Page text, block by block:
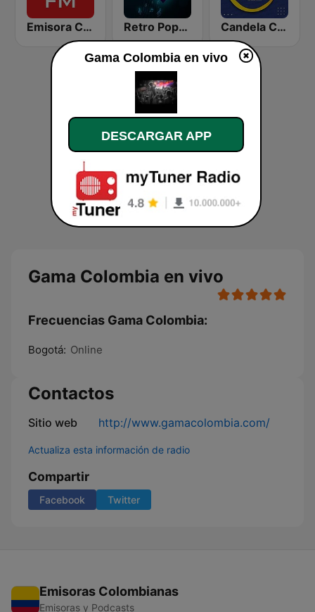
Emisora Cultural RAC Retro Popular Candela Casanare
Gama Colombia en vivo
Frecuencias Gama Colombia:
Bogotá: Online
Contactos
Sitio web http://www.gamacolombia.com/
Actualiza esta información de radio
Compartir
Facebook Twitter
Emisoras Colombianas
Emisoras y Podcasts
Gama Colombia en vivo
DESCARGAR APP